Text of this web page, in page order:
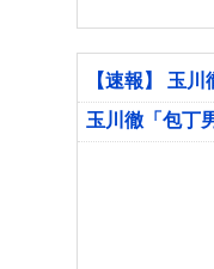
【速報】 玉
玉川徹「包丁